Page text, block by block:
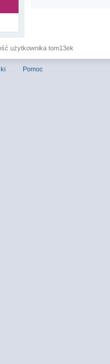
użytkownika tom13ek
Pomoc